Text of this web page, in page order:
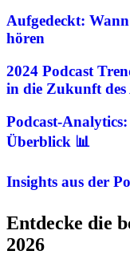
Aufgedeckt:
hören
2024 Podcast
in die Zukunft
Podcast-
Überblick 📊
Insights aus der
Entdecke die
2026